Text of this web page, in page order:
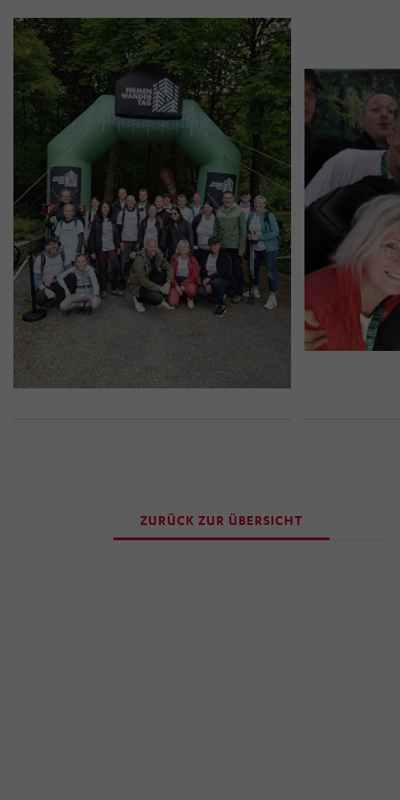
„Einwilligung widerrufen“ klicken. Über die dortige
Schaltfläche „Einwilligung ändern“ können Sie zudem
Ihre getroffenen Einstellungen anpassen.
ZURÜCK ZUR ÜBERSICHT